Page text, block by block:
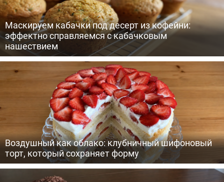
Маскируем кабачки под десерт из кофейни:
эффектно справляемся с кабачковым
нашествием
Воздушный как облако: клубничный шифоновый
торт, который сохраняет форму